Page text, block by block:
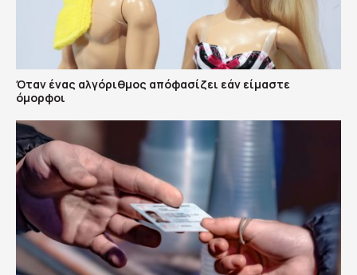
Όταν ένας αλγόριθμος απόφασίζει εάν είμαστε
όμορφοι